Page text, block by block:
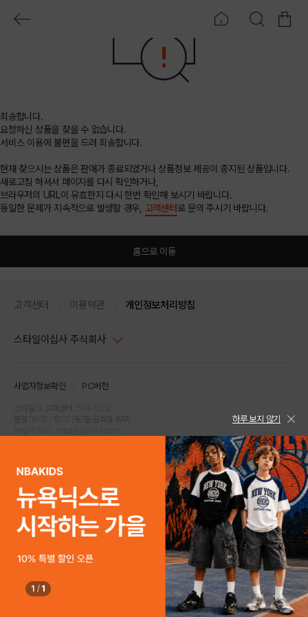
죄송합니다.
요청하신 상품을 찾을 수 없습니다.
서비스 이용에 불편을 드려 죄송합니다.
현재 찾으시는 상품은 판매가 종료되었거나 상품정보 제공이 중지된 상품입니다.
새로고침 하셔서 페이지를 다시 확인하거나,
브라우저의 URL이 유효한지 다시 한번 확인해 보시기 바랍니다.
동일한 문제가 지속적으로 발생할 경우, 고객센터 로 문의 주시기 바랍니다.
홈으로 이동
고객센터 이용약관 개인정보처리방침
스타일이십사 주식회사
주소 : 서울시 강남구 논현로 633, 6층 (논현동, 한세엠케이빌딩)
사업자등록번호 : 116-81-32499
통신판매업신고번호 : 제 2024-서울강남-04239
고객센터 1544-5336(평일 09:00~ 18:00 토/일/공휴일 휴무)
사업자정보확인 PC버전
스타일24 고객센터 1544-5336
평일 09:00~ 18:00 (토/일/공휴일 휴무)
COPYRIGHTⓒ2021 STYLE24 ALL RIGHTS RESERVED.
하루 보지 않기
1 / 1